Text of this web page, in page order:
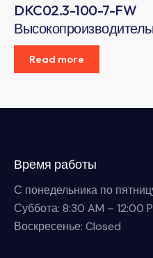
DKC02.3-100-7-FW
Read more
Время работы
С понедельника по
Суббота: 8:30 AM – 12:00
Воскресенье: Closed